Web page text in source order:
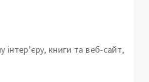
книги та веб-сайт,